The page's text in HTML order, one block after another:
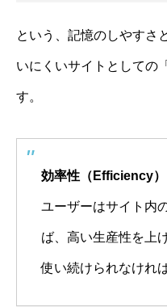
という、記憶のしやすさ
いにくいサイトとしての
す。
効率性（Efficiency）
ユーザーはサイト内
ば、高い生産性を上
使い続けられなけれ